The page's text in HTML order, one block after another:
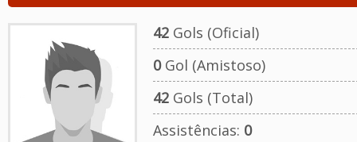
42Gols (Oficial)
0Gol (Amistoso)
42Gols (Total)
Assistências: 0